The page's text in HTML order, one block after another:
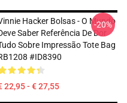
Hacker Bolsas - O Mundo
Saber Referência De Dor
Sobre Impressão Tote Bag
#ID8390
22,95 - € 27,55
-20%